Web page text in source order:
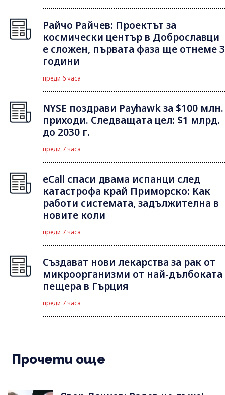
Райчо Райчев: Проектът за
космически център в Доброславци
е сложен, първата фаза ще отнеме 3
години
преди 6 часа
NYSE поздрави Payhawk за $100 млн.
приходи. Следващата цел: $1 млрд.
до 2030 г.
преди 7 часа
eCall спаси двама испанци след
катастрофа край Приморско: Как
работи системата, задължителна в
новите коли
преди 7 часа
Създават нови лекарства за рак от
микроорганизми от най-дълбоката
пещера в Гърция
преди 7 часа
Прочети още